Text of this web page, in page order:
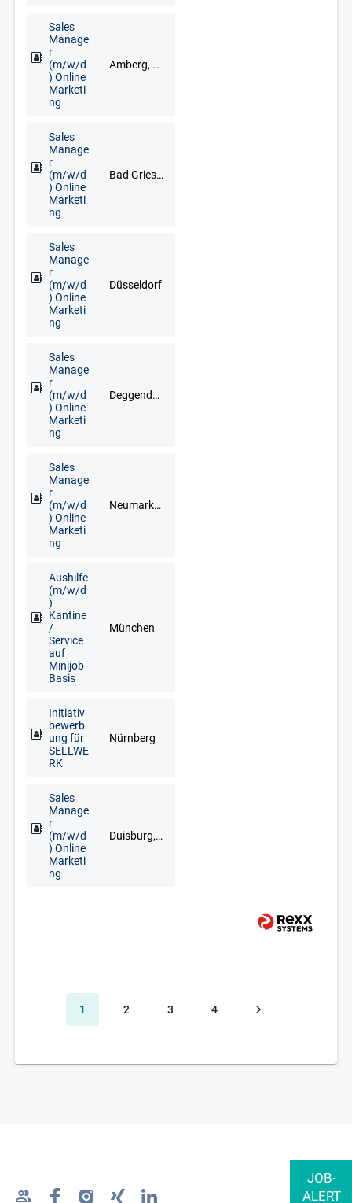
Sales
Manage
r
(m/w/d
) Online
Marketi
ng
Amberg, Cham, Neumarkt in der Oberpfalz, Regensburg, Schwandorf, Vohenstrauß, Weiden
Sales
Manage
r
(m/w/d
) Online
Marketi
ng
Bad Griesbach im Rottal, Deggendorf, Freyung, Grafenau, Regen, Straubing
Sales
Manage
r
(m/w/d
) Online
Marketi
ng
Düsseldorf
Sales
Manage
r
(m/w/d
) Online
Marketi
ng
Deggendorf, Freyung, Grafenau, Regen, Straubing, Waldkirchen, Zwiesel
Sales
Manage
r
(m/w/d
) Online
Marketi
ng
Neumarkt in der Oberpfalz, Regensburg
Aushilfe
(m/w/d
)
Kantine
/
Service
auf
Minijob-
Basis
München
Initiativ
bewerb
ung für
SELLWE
RK
Nürnberg
Sales
Manage
r
(m/w/d
) Online
Marketi
ng
Duisburg, Düsseldorf, Erkelenz, Kleve, Krefeld, Langenfeld, Mönchengladbach, Mülheim an der Ruhr, Wesel, Wuppertal
1 2 3 4